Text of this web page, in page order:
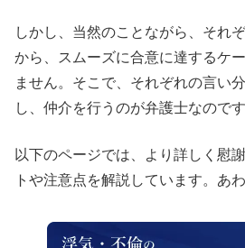
しかし、当然のことながら、それ
から、スムーズに合意に達するケ
ません。そこで、それぞれの言い
し、仲介を行うのが弁護士なのです
以下のページでは、より詳しく慰
トや注意点を解説しています。あ